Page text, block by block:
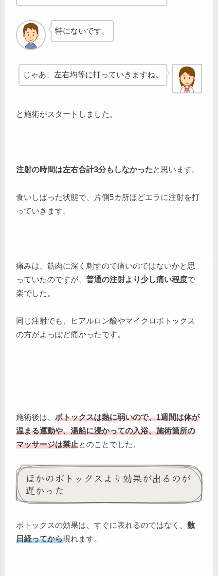
特にないです。
じゃあ、左右均等に打っていきますね。
と施術がスタートしました。
注射の時間は左右合計3分もしなかったと思います。
食いしばった状態で、片側5カ所ほどエラに注射を打
っていきます。
痛みは、筋肉に深く刺すので痛いのではないかと思
っていたのですが、 普通の注射より少し痛い程度で
楽でした。
同じ注射でも、ヒアルロン酸やマイクロボトックス
の方がよっぽど痛かったです。
施術後は、 ボトックスは熱に弱いので、1週間は体が
温まる運動や、湯船に浸かっての入浴、施術箇所の
マッサージは禁止とのことでした。
ほかのボトックスより効果が出るのが
遅かった
ボトックスの効果は、すぐに表れるのではなく、 数
日経ってから現れます。